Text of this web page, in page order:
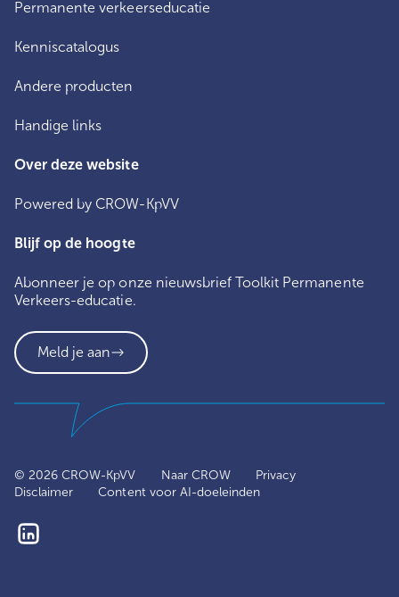
Permanente verkeerseducatie
Kenniscatalogus
Andere producten
Handige links
Over deze website
Powered by CROW-KpVV
Blijf op de hoogte
Abonneer je op onze nieuwsbrief Toolkit Permanente
Verkeers-educatie.
Meld je aan
© 2026 CROW-KpVV Naar CROW
Privacy
Disclaimer
Content voor AI-doeleinden